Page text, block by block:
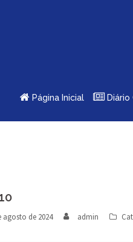
Página Inicial Diário
agosto de 2024 admin